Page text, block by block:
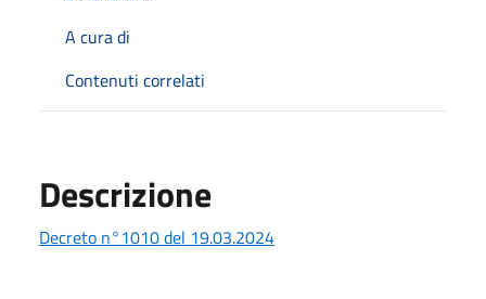
A cura di
Contenuti correlati
Descrizione
Decreto n°1010 del 19.03.2024